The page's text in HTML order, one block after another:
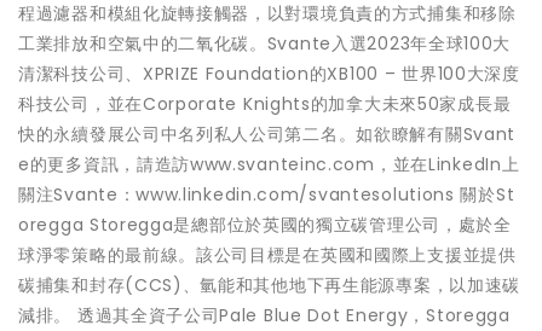
程過濾器和模組化旋轉接觸器，以對環境負責的方式捕集和移除
工業排放和空氣中的二氧化碳。Svante入選2023年全球100大
清潔科技公司、XPRIZE Foundation的XB100 – 世界100大深度
科技公司，並在Corporate Knights的加拿大未來50家成長最
快的永續發展公司中名列私人公司第二名。如欲瞭解有關Svant
e的更多資訊，請造訪www.svanteinc.com，並在LinkedIn上
關注Svante：www.linkedin.com/svantesolutions 關於St
oregga Storegga是總部位於英國的獨立碳管理公司，處於全
球淨零策略的最前線。該公司目標是在英國和國際上支援並提供
碳捕集和封存(CCS)、氫能和其他地下再生能源專案，以加速碳
減排。 透過其全資子公司Pale Blue Dot Energy，Storegga